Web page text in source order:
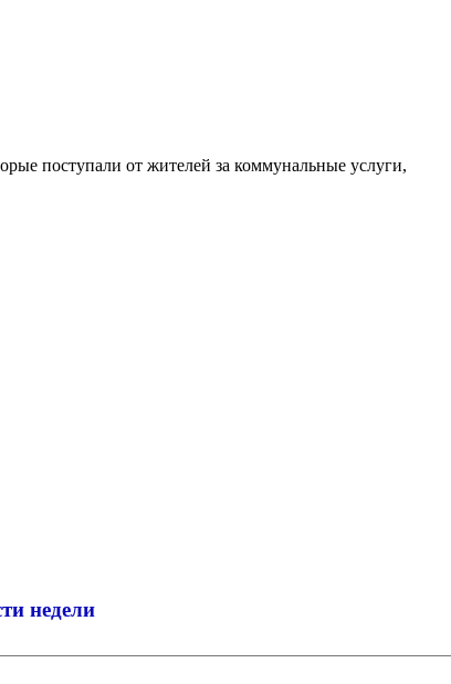
поступали от жителей за коммунальные услуги,
недели